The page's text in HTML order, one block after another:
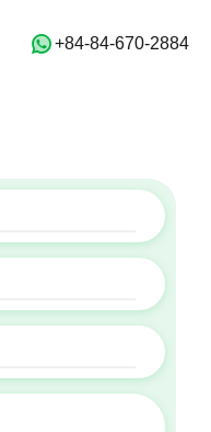
Về Chúng Tôi
‭+84-84-670-2884‬